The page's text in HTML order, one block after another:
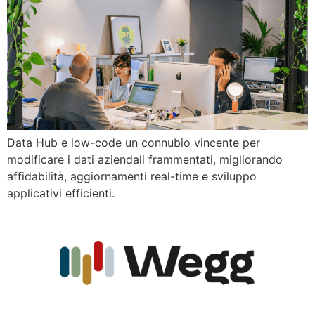
Data Hub e low-code un connubio vincente per
modificare i dati aziendali frammentati, migliorando
affidabilità, aggiornamenti real-time e sviluppo
applicativi efficienti.